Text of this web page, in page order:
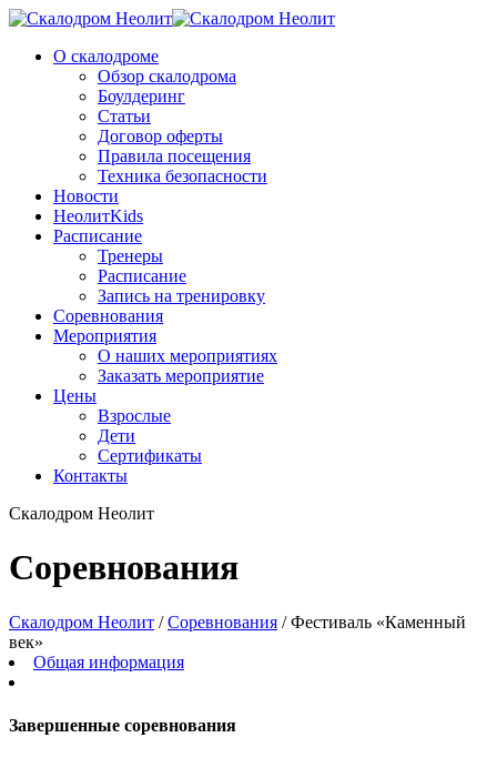
О скалодроме
Обзор скалодрома
Боулдеринг
Статьи
Договор оферты
Правила посещения
Техника безопасности
Новости
НеолитKids
Расписание
Тренеры
Расписание
Запись на тренировку
Соревнования
Мероприятия
О наших мероприятиях
Заказать мероприятие
Цены
Взрослые
Дети
Сертификаты
Контакты
Скалодром Неолит
Соревнования
Скалодром Неолит /Соревнования /Фестиваль «Каменный
век»
Общая информация
Завершенные соревнования